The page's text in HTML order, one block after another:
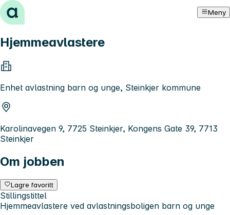
Hopp til innhold Meny
Hjemmeavlastere
Enhet avlastning barn og unge, Steinkjer kommune
Karolinavegen 9, 7725 Steinkjer, Kongens Gate 39, 7713
Steinkjer
Om jobben
Lagre favoritt
Stillingstittel
Hjemmeavlastere ved avlastningsboligen barn og unge